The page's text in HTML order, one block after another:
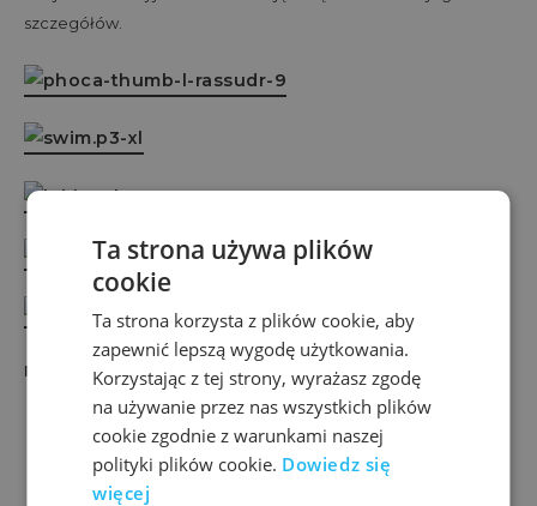
szczegółów.
KONTAKT biuro@360travel.pl , Sebastian – 512 89 90 90
Ta strona używa plików
cookie
Ta strona korzysta z plików cookie, aby
zapewnić lepszą wygodę użytkowania.
Korzystając z tej strony, wyrażasz zgodę
na używanie przez nas wszystkich plików
cookie zgodnie z warunkami naszej
polityki plików cookie. Dowiedz się
więcej